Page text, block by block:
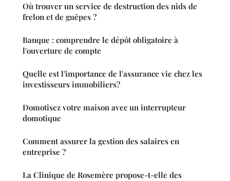
Où trouver un service de destruction des nids de
frelon et de guêpes ?
Banque : comprendre le dépôt obligatoire à
l'ouverture de compte
Quelle est l'importance de l'assurance vie chez les
investisseurs immobiliers?
Domotisez votre maison avec un interrupteur
domotique
Comment assurer la gestion des salaires en
entreprise ?
La Clinique de Rosemère propose-t-elle des